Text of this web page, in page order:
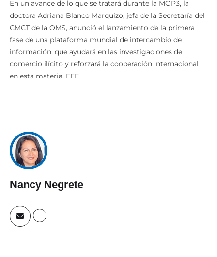
En un avance de lo que se tratará durante la MOP3, la
doctora Adriana Blanco Marquizo, jefa de la Secretaría del
CMCT de la OMS, anunció el lanzamiento de la primera
fase de una plataforma mundial de intercambio de
información, que ayudará en las investigaciones de
comercio ilícito y reforzará la cooperación internacional
en esta materia. EFE
Nancy Negrete